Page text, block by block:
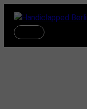
Inhalt
springen
Hauptmenü